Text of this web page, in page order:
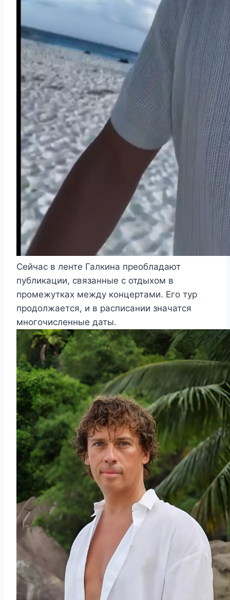
Сейчас в ленте Галкина преобладают
публикации, связанные с отдыхом в
промежутках между концертами. Его тур
продолжается, и в расписании значатся
многочисленные даты.